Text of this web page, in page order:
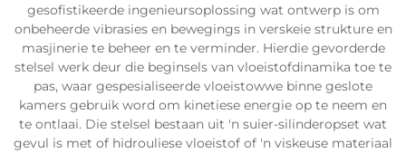
gesofistikeerde ingenieursoplossing wat ontwerp is om
onbeheerde vibrasies en bewegings in verskeie strukture en
masjinerie te beheer en te verminder. Hierdie gevorderde
stelsel werk deur die beginsels van vloeistofdinamika toe te
pas, waar gespesialiseerde vloeistowwe binne geslote
kamers gebruik word om kinetiese energie op te neem en
te ontlaai. Die stelsel bestaan uit 'n suier-silinderopset wat
gevul is met of hidrouliese vloeistof of 'n viskeuse materiaal